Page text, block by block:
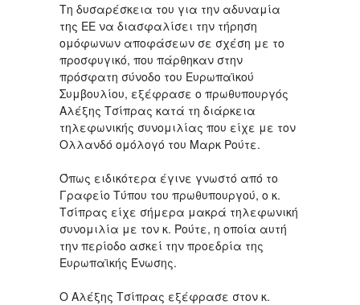
Τη δυσαρέσκεια του για την αδυναμία
της ΕΕ να διασφαλίσει την τήρηση
ομόφωνων αποφάσεων σε σχέση με το
προσφυγικό, που πάρθηκαν στην
πρόσφατη σύνοδο του Ευρωπαϊκού
Συμβουλίου, εξέφρασε ο πρωθυπουργός
Αλέξης Τσίπρας κατά τη διάρκεια
τηλεφωνικής συνομιλίας που είχε με τον
Ολλανδό ομόλογό του Μαρκ Ρούτε.
Όπως ειδικότερα έγινε γνωστό από το
Γραφείο Τύπου του πρωθυπουργού, ο κ.
Τσίπρας είχε σήμερα μακρά τηλεφωνική
συνομιλία με τον κ. Ρούτε, η οποία αυτή
την περίοδο ασκεί την προεδρία της
Ευρωπαϊκής Ένωσης.
Ο Αλέξης Τσίπρας εξέφρασε στον κ.